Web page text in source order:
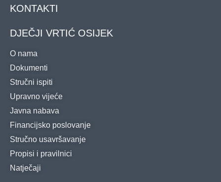
KONTAKTI
DJEČJI VRTIĆ OSIJEK
O nama
Dokumenti
Stručni ispiti
Upravno vijeće
Javna nabava
Financijsko poslovanje
Stručno usavršavanje
Propisi i pravilnici
Natječaji